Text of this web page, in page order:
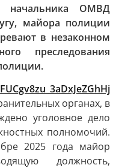
начальника ОМВД
майора полиции
в незаконном
преследования
органах, в
уголовное дело
полномочий.
2025 года майор
должность,